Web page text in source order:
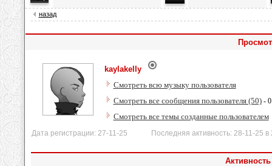
назад
kaylakelly
Смотреть всю музыку пользователя
Смотреть все сообщения пользователя (50)-
Смотреть все темы созданные пользователем
Дата регистрации: 27-11-25 Последняя активность: 28-11-25 в